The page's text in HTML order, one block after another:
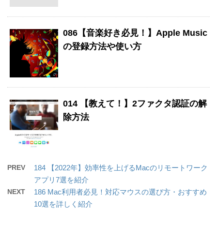
086【音楽好き必見！】Apple Music
の登録方法や使い方
014 【教えて！】2ファクタ認証の解
除方法
PREV
184 【2022年】効率性を上げるMacのリモートワーク
アプリ7選を紹介
NEXT
186 Mac利用者必見！対応マウスの選び方・おすすめ
10選を詳しく紹介